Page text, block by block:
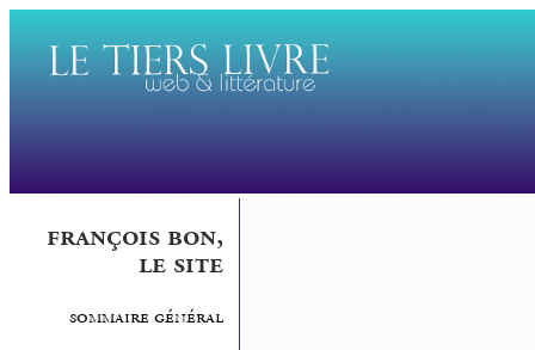
françois bon,
le site
sommaire général